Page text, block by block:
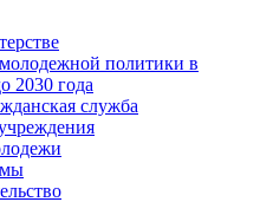
политики в
2030 года
служба